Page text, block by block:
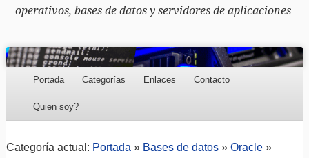
operativos, bases de datos y servidores de aplicaciones
Menu
Skip to content
Portada Categorías Enlaces Contacto
Quien soy?
Categoría actual: Portada » Bases de datos» Oracle»